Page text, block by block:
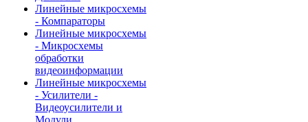
Линейные микросхемы
- Компараторы
Линейные микросхемы
- Микросхемы
обработки
видеоинформации
Линейные микросхемы
- Усилители -
Видеоусилители и
Модули